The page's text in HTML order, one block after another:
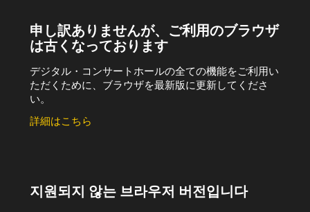
申し訳ありませんが、ご利用のブラウザ
は古くなっております
デジタル・コンサートホールの全ての機能をご利用い
ただくために、ブラウザを最新版に更新してくださ
い。
詳細はこちら
지원되지 않는 브라우저 버전입니다